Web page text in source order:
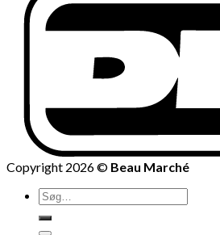
Copyright 2026 © Beau Marché
Søg
efter: